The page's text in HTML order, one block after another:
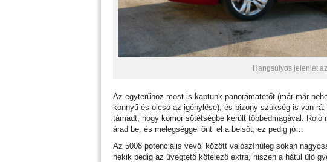
Hangsúlyos jelenlét
Az egyterűhöz most is kaptunk panorámatetőt (már-már
könnyű és olcsó az igénylése), és bizony szükség is van
támadt, hogy komor sötétségbe került többedmagával.
árad be, és melegséggel önti el a belsőt; ez pedig jó…
Az 5008 potenciális vevői között valószínűleg sokan
nekik pedig az üvegtető kötelező extra, hiszen a hátul ülő